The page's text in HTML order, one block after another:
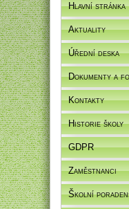
Hlavní stránka
Aktuality
Úřední deska
Dokumenty a
Kontakty
Historie školy
GDPR
Zaměstnanci
Školní